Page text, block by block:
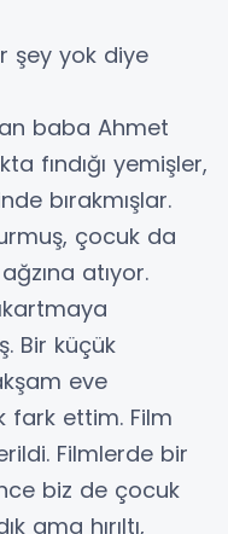
şey yok diye
baba Ahmet
fındığı yemişler,
bırakmışlar.
çocuk da
atıyor.
Bir küçük
eve
fark ettim. Film
Filmlerde bir
biz de çocuk
ama hırıltı,